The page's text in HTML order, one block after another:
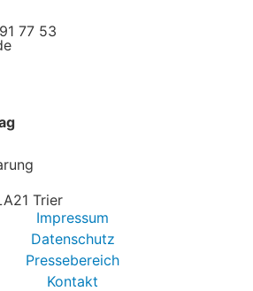
77 53
Trier
Impressum
Datenschutz
Pressebereich
Kontakt